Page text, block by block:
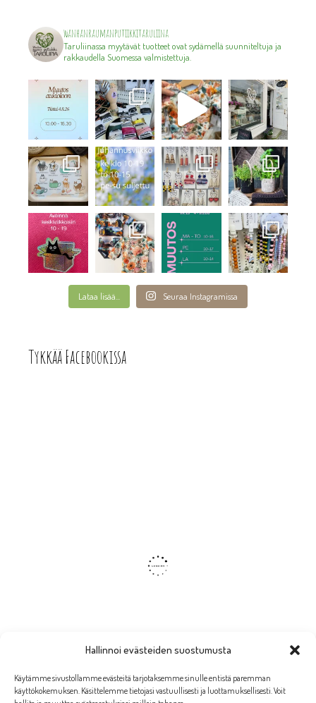
Hallinnoi evästeiden suostumusta
Käytämme sivustollamme evästeitä tarjotaksemme sinulle entistä paremman
käyttökokemuksen. Käsittelemme tietojasi vastuullisesti ja luottamuksellisesti. Voit
wanhanraumanputiikkitaruliina
Taruliinassa myytävät tuotteet ovat sydämellä suunniteltuja ja
rakkaudella Suomessa valmistettuja.
Lataa lisää... Seuraa Instagramissa
Tykkää Facebookissa